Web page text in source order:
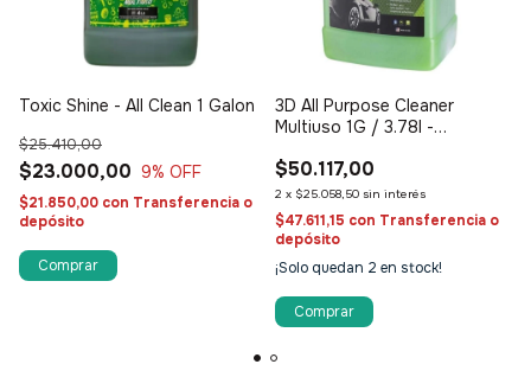
Toxic Shine - All Clean 1 Galon
$23.000,00
$25.410,00
9% OFF
$21.850,00 con Transferencia o
depósito
3D All Purpose Cleaner
Multiuso 1G / 3.78l -
$50.117,00
2 x $25.058,50 sin interés
$47.611,15 con Transferencia o
depósito
¡Solo quedan 2 en stock!